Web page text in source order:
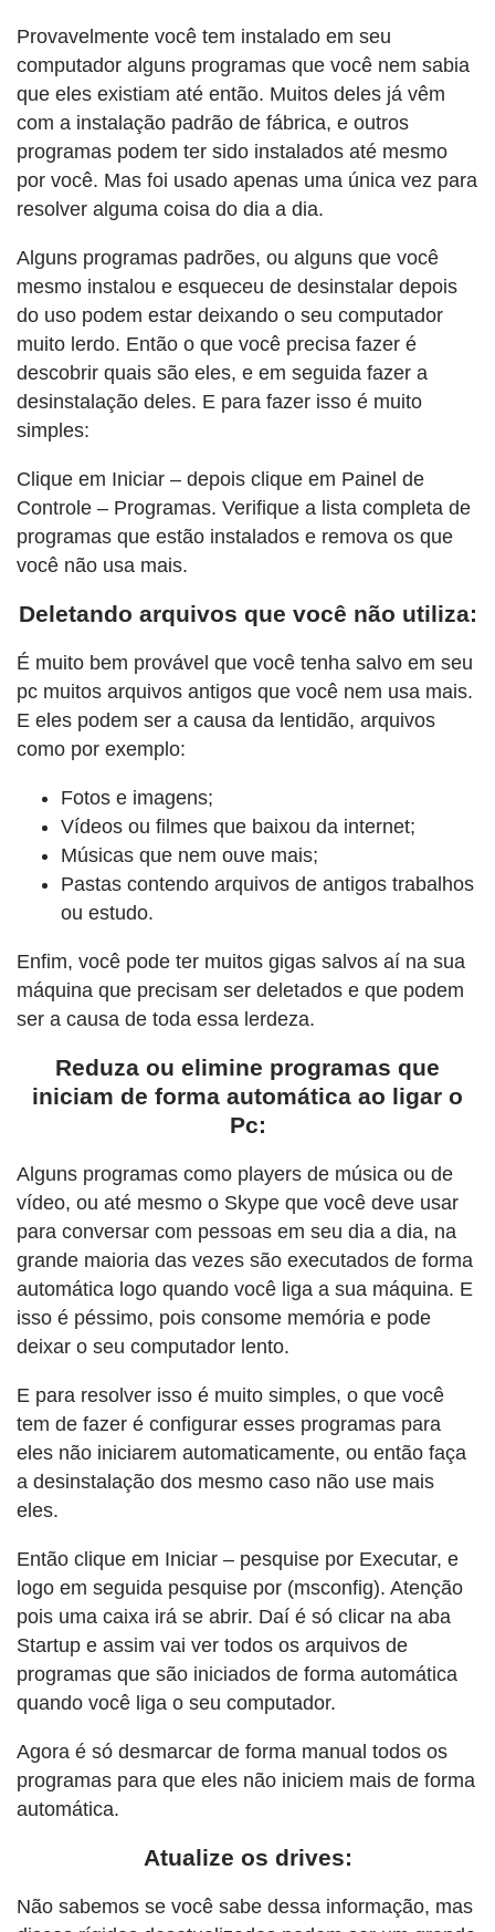
Provavelmente você tem instalado em seu
computador alguns programas que você nem sabia
que eles existiam até então. Muitos deles já vêm
com a instalação padrão de fábrica, e outros
programas podem ter sido instalados até mesmo
por você. Mas foi usado apenas uma única vez para
resolver alguma coisa do dia a dia.
Alguns programas padrões, ou alguns que você
mesmo instalou e esqueceu de desinstalar depois
do uso podem estar deixando o seu computador
muito lerdo. Então o que você precisa fazer é
descobrir quais são eles, e em seguida fazer a
desinstalação deles. E para fazer isso é muito
simples:
Clique em Iniciar – depois clique em Painel de
Controle – Programas. Verifique a lista completa de
programas que estão instalados e remova os que
você não usa mais.
Deletando arquivos que você não utiliza:
É muito bem provável que você tenha salvo em seu
pc muitos arquivos antigos que você nem usa mais.
E eles podem ser a causa da lentidão, arquivos
como por exemplo:
Fotos e imagens;
Vídeos ou filmes que baixou da internet;
Músicas que nem ouve mais;
Pastas contendo arquivos de antigos trabalhos
ou estudo.
Enfim, você pode ter muitos gigas salvos aí na sua
máquina que precisam ser deletados e que podem
ser a causa de toda essa lerdeza.
Reduza ou elimine programas que
iniciam de forma automática ao ligar o
Pc:
Alguns programas como players de música ou de
vídeo, ou até mesmo o Skype que você deve usar
para conversar com pessoas em seu dia a dia, na
grande maioria das vezes são executados de forma
automática logo quando você liga a sua máquina. E
isso é péssimo, pois consome memória e pode
deixar o seu computador lento.
E para resolver isso é muito simples, o que você
tem de fazer é configurar esses programas para
eles não iniciarem automaticamente, ou então faça
a desinstalação dos mesmo caso não use mais
eles.
Então clique em Iniciar – pesquise por Executar, e
logo em seguida pesquise por (msconfig). Atenção
pois uma caixa irá se abrir. Daí é só clicar na aba
Startup e assim vai ver todos os arquivos de
programas que são iniciados de forma automática
quando você liga o seu computador.
Agora é só desmarcar de forma manual todos os
programas para que eles não iniciem mais de forma
automática.
Atualize os drives:
Não sabemos se você sabe dessa informação, mas